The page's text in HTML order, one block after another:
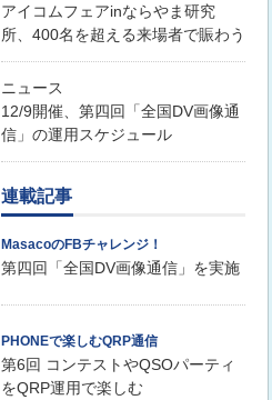
アイコムフェアinならやま研究
所、400名を超える来場者で賑わう
ニュース
12/9開催、第四回「全国DV画像通
信」の運用スケジュール
連載記事
MasacoのFBチャレンジ！
第四回「全国DV画像通信」を実施
PHONEで楽しむQRP通信
第6回 コンテストやQSOパーティ
をQRP運用で楽しむ